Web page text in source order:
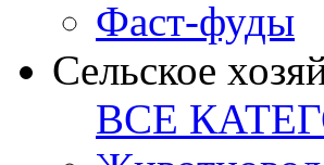
Фаст-фуды
Сельское
ВСЕ